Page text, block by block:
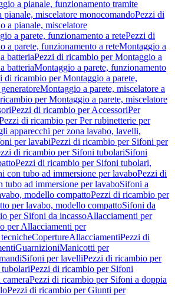
a pianale, funzionamento tramite
pianale, miscelatore monocomandoPezzi di
a pianale, miscelatore
a parete, funzionamento a retePezzi di
a parete, funzionamento a reteMontaggio a
batteriaPezzi di ricambio per Montaggio a
batteriaMontaggio a parete, funzionamento
di ricambio per Montaggio a parete,
Montaggio a parete, miscelatore a
per Montaggio a parete, miscelatore
Pezzi di ricambio per AccessoriPer
di ricambio per Per rubinetterie per
apparecchi per zona lavabo, lavelli,
per lavabiPezzi di ricambio per Sifoni per
di ricambio per Sifoni tubolariSifoni
Pezzi di ricambio per Sifoni tubolari,
con tubo ad immersione per lavaboPezzi di
tubo ad immersione per lavaboSifoni a
modello compattoPezzi di ricambio per
per lavabo, modello compattoSifoni da
per Sifoni da incassoAllacciamenti per
per Allacciamenti per
CopertureAllacciamentiPezzi di
GuarnizioniManicotti per
Sifoni per lavelliPezzi di ricambio per
Pezzi di ricambio per Sifoni
Pezzi di ricambio per Sifoni a doppia
Pezzi di ricambio per Giunti per